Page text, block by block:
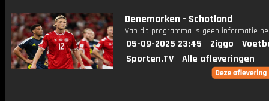
Denemarken - Schotland
Van dit programma is geen informatie
05-09-2025 23:45 Ziggo
Sporten.TV
Alle afleveringen